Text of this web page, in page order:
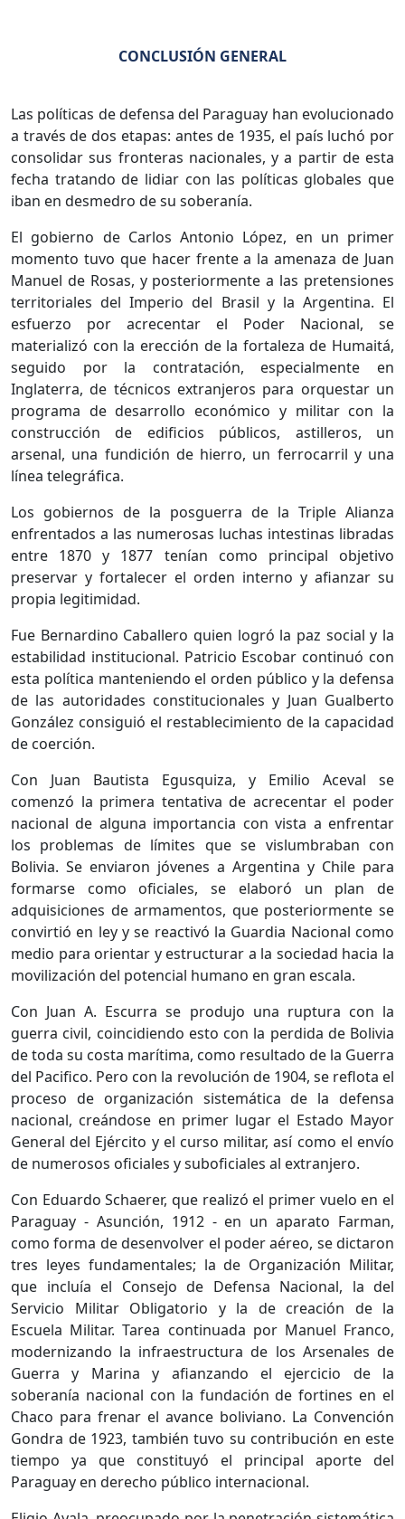
CONCLUSIÓN GENERAL
Las políticas de defensa del Paraguay han evolucionado
a través de dos etapas: antes de 1935, el país luchó por
consolidar sus fronteras nacionales, y a partir de esta
fecha tratando de lidiar con las políticas globales que
iban en desmedro de su soberanía.
El gobierno de Carlos Antonio López, en un primer
momento tuvo que hacer frente a la amenaza de Juan
Manuel de Rosas, y posteriormente a las pretensiones
territoriales del Imperio del Brasil y la Argentina. El
esfuerzo por acrecentar el Poder Nacional, se
materializó con la erección de la fortaleza de Humaitá,
seguido por la contratación, especialmente en
Inglaterra, de técnicos extranjeros para orquestar un
programa de desarrollo económico y militar con la
construcción de edificios públicos, astilleros, un
arsenal, una fundición de hierro, un ferrocarril y una
línea telegráfica.
Los gobiernos de la posguerra de la Triple Alianza
enfrentados a las numerosas luchas intestinas libradas
entre 1870 y 1877 tenían como principal objetivo
preservar y fortalecer el orden interno y afianzar su
propia legitimidad.
Fue Bernardino Caballero quien logró la paz social y la
estabilidad institucional. Patricio Escobar continuó con
esta política manteniendo el orden público y la defensa
de las autoridades constitucionales y Juan Gualberto
González consiguió el restablecimiento de la capacidad
de coerción.
Con Juan Bautista Egusquiza, y Emilio Aceval se
comenzó la primera tentativa de acrecentar el poder
nacional de alguna importancia con vista a enfrentar
los problemas de límites que se vislumbraban con
Bolivia. Se enviaron jóvenes a Argentina y Chile para
formarse como oficiales, se elaboró un plan de
adquisiciones de armamentos, que posteriormente se
convirtió en ley y se reactivó la Guardia Nacional como
medio para orientar y estructurar a la sociedad hacia la
movilización del potencial humano en gran escala.
Con Juan A. Escurra se produjo una ruptura con la
guerra civil, coincidiendo esto con la perdida de Bolivia
de toda su costa marítima, como resultado de la Guerra
del Pacifico. Pero con la revolución de 1904, se reflota el
proceso de organización sistemática de la defensa
nacional, creándose en primer lugar el Estado Mayor
General del Ejército y el curso militar, así como el envío
de numerosos oficiales y suboficiales al extranjero.
Con Eduardo Schaerer, que realizó el primer vuelo en el
Paraguay - Asunción, 1912 - en un aparato Farman,
como forma de desenvolver el poder aéreo, se dictaron
tres leyes fundamentales; la de Organización Militar,
que incluía el Consejo de Defensa Nacional, la del
Servicio Militar Obligatorio y la de creación de la
Escuela Militar. Tarea continuada por Manuel Franco,
modernizando la infraestructura de los Arsenales de
Guerra y Marina y afianzando el ejercicio de la
soberanía nacional con la fundación de fortines en el
Chaco para frenar el avance boliviano. La Convención
Gondra de 1923, también tuvo su contribución en este
tiempo ya que constituyó el principal aporte del
Paraguay en derecho público internacional.